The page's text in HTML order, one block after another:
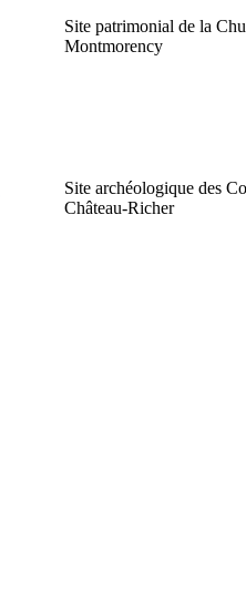
Site patrimonial de la
Montmorency
Site archéologique des
Château-Richer